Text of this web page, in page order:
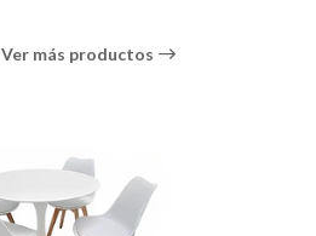
Ver más productos